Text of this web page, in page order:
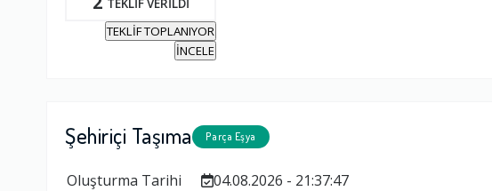
TEKLİF TOPLANIYOR
İNCELE
Şehiriçi Taşıma Parça Eşya
Oluşturma Tarihi
04.08.2026 - 21:37:47